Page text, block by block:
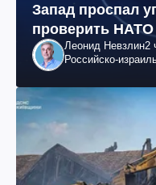
Запад проспал
проверить
Леонид Невзлин2
Российско-
"ЮКОСа"